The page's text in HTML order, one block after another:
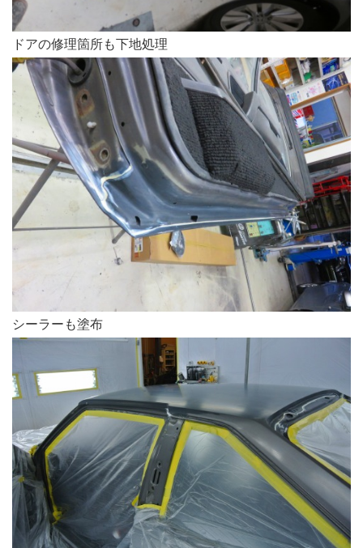
ドアの修理箇所も下地処理
シーラーも塗布